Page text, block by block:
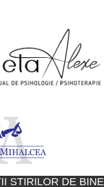
STIRILOR DE BINE